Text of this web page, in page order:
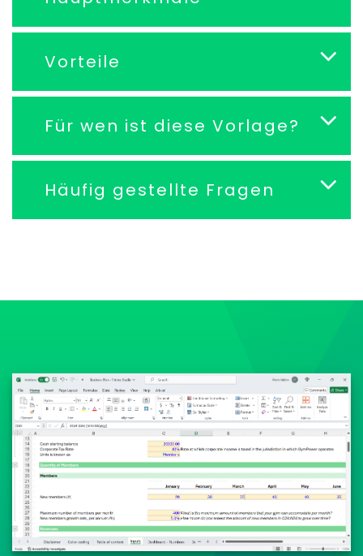
Vorteile
Für wen ist diese Vorlage?
Häufig gestellte Fragen